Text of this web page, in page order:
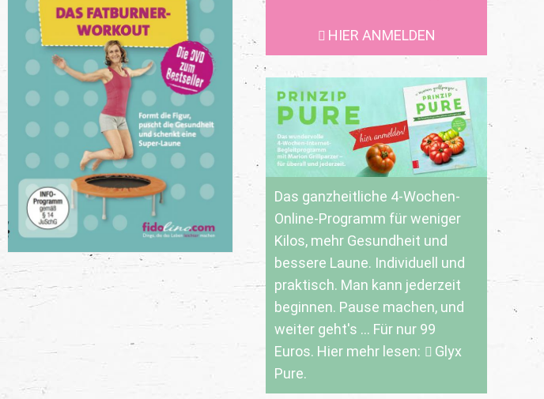
HIER ANMELDEN
Das ganzheitliche 4-Wochen-
Online-Programm für weniger
Kilos, mehr Gesundheit und
bessere Laune. Individuell und
praktisch. Man kann jederzeit
beginnen. Pause machen, und
weiter geht's ... Für nur 99
Euros. Hier mehr lesen:
Glyx
Pure.